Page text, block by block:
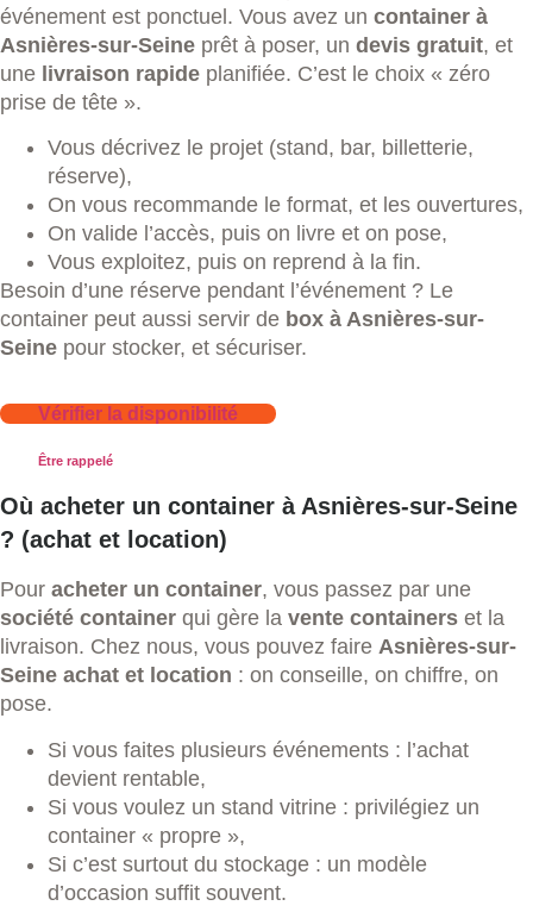
événement est ponctuel. Vous avez un container à
Asnières-sur-Seine prêt à poser, un devis gratuit, et
une livraison rapide planifiée. C’est le choix « zéro
prise de tête ».
Vous décrivez le projet (stand, bar, billetterie,
réserve),
On vous recommande le format, et les ouvertures,
On valide l’accès, puis on livre et on pose,
Vous exploitez, puis on reprend à la fin.
Besoin d’une réserve pendant l’événement ? Le
container peut aussi servir de box à Asnières-sur-
Seine pour stocker, et sécuriser.
Vérifier la disponibilité
Être rappelé
Où acheter un container à Asnières-sur-Seine
? (achat et location)
Pour acheter un container, vous passez par une
société container qui gère la vente containers et la
livraison. Chez nous, vous pouvez faire Asnières-sur-
Seine achat et location : on conseille, on chiffre, on
pose.
Si vous faites plusieurs événements : l’achat
devient rentable,
Si vous voulez un stand vitrine : privilégiez un
container « propre »,
Si c’est surtout du stockage : un modèle
d’occasion suffit souvent.